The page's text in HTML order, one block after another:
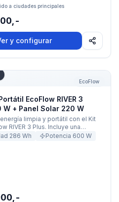
a ciudades principales
y configurar
EcoFlow RIVER 3 PLUS
EcoFlow
EcoFlow RIVER 3
W + Panel Solar 220 W
limpia y portátil con el Kit
RIVER 3 Plus. Incluye una
energía de 600 W y un panel solar
286 Wh Potencia 600 W